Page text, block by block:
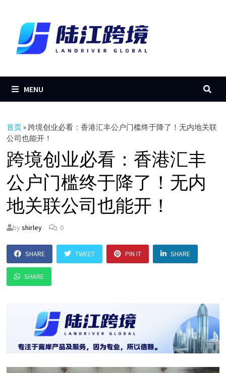
content
MENU
首页» 跨境创业必看：香港汇丰公户门槛终于降了！无内地关联
公司也能开！
跨境创业必看：香港汇丰
公户门槛终于降了！无内
地关联公司也能开！
byshirley 0
SHARE TWEET PIN IT SHARE
SHARE